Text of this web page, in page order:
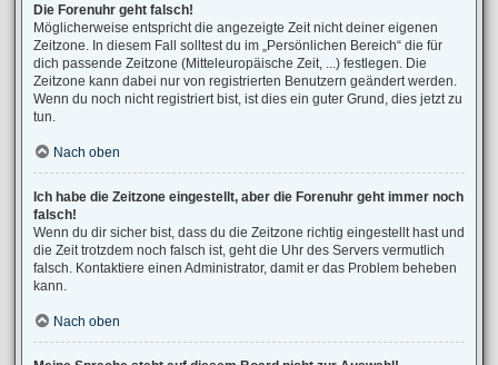
Die Forenuhr geht falsch!
Möglicherweise entspricht die angezeigte Zeit nicht deiner eigenen
Zeitzone. In diesem Fall solltest du im „Persönlichen Bereich“ die für
dich passende Zeitzone (Mitteleuropäische Zeit, ...) festlegen. Die
Zeitzone kann dabei nur von registrierten Benutzern geändert werden.
Wenn du noch nicht registriert bist, ist dies ein guter Grund, dies jetzt zu
tun.
Nach oben
Ich habe die Zeitzone eingestellt, aber die Forenuhr geht immer noch
falsch!
Wenn du dir sicher bist, dass du die Zeitzone richtig eingestellt hast und
die Zeit trotzdem noch falsch ist, geht die Uhr des Servers vermutlich
falsch. Kontaktiere einen Administrator, damit er das Problem beheben
kann.
Nach oben